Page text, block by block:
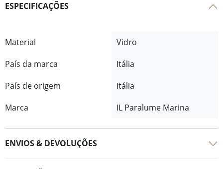
ESPECIFICAÇÕES
Material
Vidro
País da marca
Itália
País de origem
Itália
Marca
IL Paralume Marina
ENVIOS & DEVOLUÇÕES